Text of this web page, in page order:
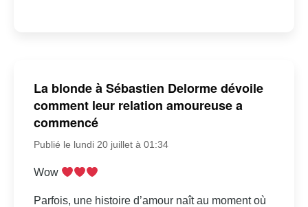
La blonde à Sébastien Delorme dévoile
comment leur relation amoureuse a
commencé
Publié le lundi 20 juillet à 01:34
Wow
Parfois, une histoire d’amour naît au moment où